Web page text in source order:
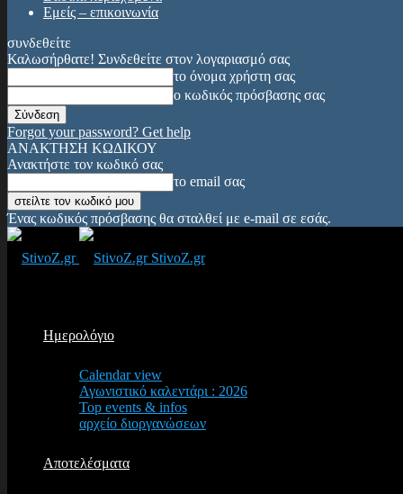
Εμείς – επικοινωνία
συνδεθείτε
Καλωσήρθατε! Συνδεθείτε στον λογαριασμό σας
το όνομα χρήστη σας
ο κωδικός πρόσβασης σας
Forgot your password? Get help
ΑΝΑΚΤΗΣΗ ΚΩΔΙΚΟΥ
Ανακτήστε τον κωδικό σας
το email σας
Ένας κωδικός πρόσβασης θα σταλθεί με e-mail σε εσάς.
StivoZ.gr
Ημερολόγιο
Calendar view
Αγωνιστικό καλεντάρι : 2026
Top events & infos
αρχείο διοργανώσεων
Αποτελέσματα